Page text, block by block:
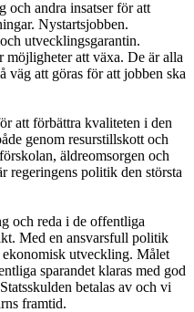
och andra insatser för att
Nystartsjobben.
utvecklingsgarantin.
möjligheter att växa. De är alla
väg att göras för att jobben ska
att förbättra kvaliteten i den
genom resurstillskott och
äldreomsorgen och
regeringens politik den största
och reda i de offentliga
Med en ansvarsfull politik
utveckling. Målet
sparandet klaras med god
betalas av och vi
framtid.